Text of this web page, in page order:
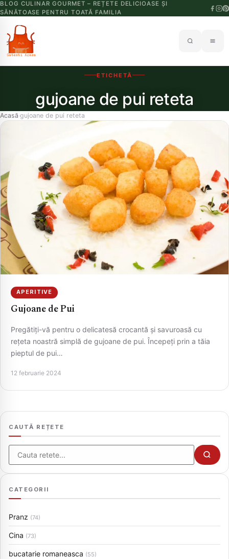
BLOG CULINAR GOURMET – REȚETE DELICIOASE ȘI
SĂNĂTOASE PENTRU TOATĂ FAMILIA
ETICHETĂ
gujoane de pui reteta
Acasă›gujoane de pui reteta
APERITIVE
Gujoane de Pui
Pregătiți-vă pentru o delicatesă crocantă și savuroasă cu
rețeta noastră simplă de gujoane de pui. Începeți prin a tăia
pieptul de pui…
12 februarie 2024
CAUTĂ REȚETE
Cauta
CATEGORII
Pranz (74)
Cina (73)
bucatarie romaneasca (55)